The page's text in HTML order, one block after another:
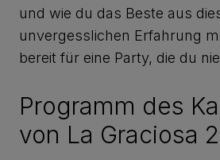
und wie du das Beste aus
unvergesslichen Erfahrung
bereit für eine Party, die du
Programm des
von La Graciosa